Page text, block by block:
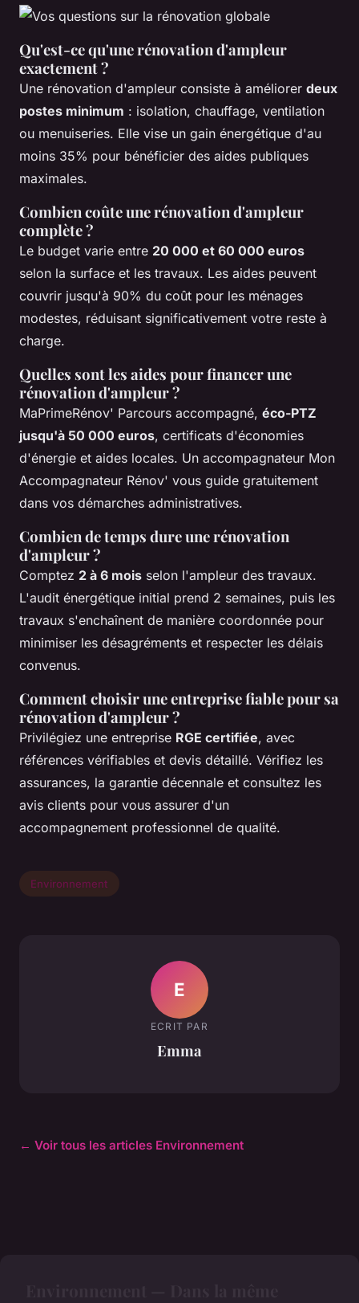
Qu'est-ce qu'une rénovation d'ampleur
exactement ?
Une rénovation d'ampleur consiste à améliorer deux
postes minimum : isolation, chauffage, ventilation
ou menuiseries. Elle vise un gain énergétique d'au
moins 35% pour bénéficier des aides publiques
maximales.
Combien coûte une rénovation d'ampleur
complète ?
Le budget varie entre 20 000 et 60 000 euros
selon la surface et les travaux. Les aides peuvent
couvrir jusqu'à 90% du coût pour les ménages
modestes, réduisant significativement votre reste à
charge.
Quelles sont les aides pour financer une
rénovation d'ampleur ?
MaPrimeRénov' Parcours accompagné, éco-PTZ
jusqu'à 50 000 euros, certificats d'économies
d'énergie et aides locales. Un accompagnateur Mon
Accompagnateur Rénov' vous guide gratuitement
dans vos démarches administratives.
Combien de temps dure une rénovation
d'ampleur ?
Comptez 2 à 6 mois selon l'ampleur des travaux.
L'audit énergétique initial prend 2 semaines, puis les
travaux s'enchaînent de manière coordonnée pour
minimiser les désagréments et respecter les délais
convenus.
Comment choisir une entreprise fiable pour sa
rénovation d'ampleur ?
Privilégiez une entreprise RGE certifiée, avec
références vérifiables et devis détaillé. Vérifiez les
assurances, la garantie décennale et consultez les
avis clients pour vous assurer d'un
accompagnement professionnel de qualité.
Environnement
E
ECRIT PAR
Emma
← Voir tous les articles Environnement